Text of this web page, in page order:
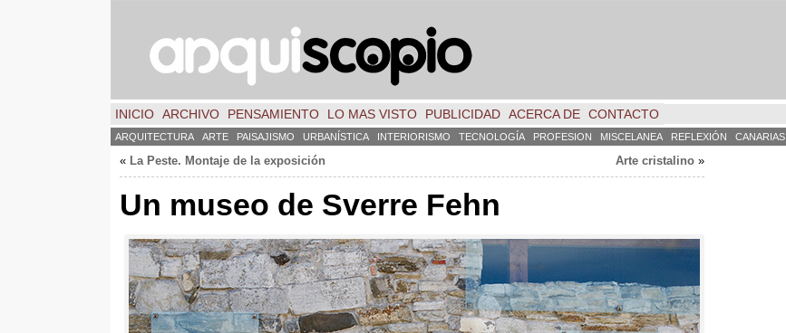
INICIO ARCHIVO PENSAMIENTO LO MAS VISTO PUBLICIDAD ACERCA DE CONTACTO
ARQUITECTURA ARTE PAISAJISMO URBANÍSTICA INTERIORISMO TECNOLOGÍA PROFESION MISCELANEA REFLEXIÓN CANARIAS
« La Peste. Montaje de la exposición Arte cristalino »
Un museo de Sverre Fehn